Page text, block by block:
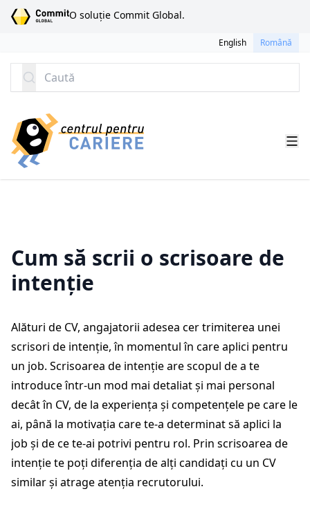
SARI LA CONȚINUT
O soluție Commit Global.
English Română
Caută
Cum să scrii o scrisoare de
intenție
Alături de CV, angajatorii adesea cer trimiterea unei
scrisori de intenție, în momentul în care aplici pentru
un job. Scrisoarea de intenție are scopul de a te
introduce într-un mod mai detaliat și mai personal
decât în CV, de la experiența și competențele pe care le
ai, până la motivația care te-a determinat să aplici la
job și de ce te-ai potrivi pentru rol. Prin scrisoarea de
intenție te poți diferenția de alți candidați cu un CV
similar și atrage atenția recrutorului.